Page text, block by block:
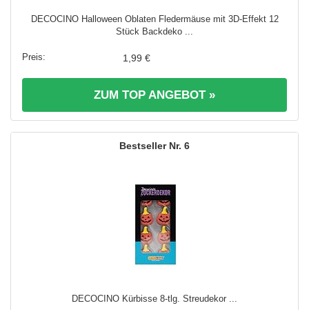
DECOCINO Halloween Oblaten Fledermäuse mit 3D-Effekt 12
Stück Backdeko ...
1,99 €
ZUM TOP ANGEBOT »
6
DECOCINO Kürbisse 8-tlg. Streudekor ...